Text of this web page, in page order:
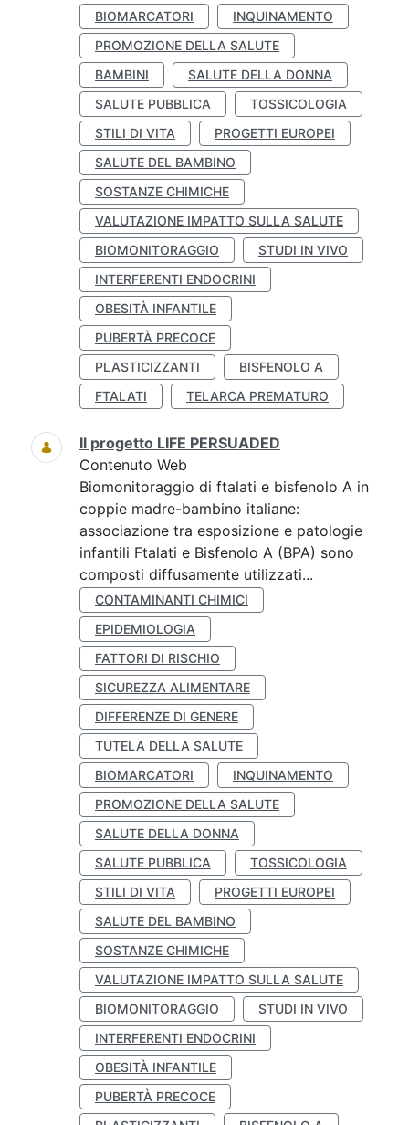
BIOMARCATORI
INQUINAMENTO
PROMOZIONE DELLA SALUTE
BAMBINI
SALUTE DELLA DONNA
SALUTE PUBBLICA
TOSSICOLOGIA
STILI DI VITA
PROGETTI EUROPEI
SALUTE DEL BAMBINO
SOSTANZE CHIMICHE
VALUTAZIONE IMPATTO SULLA SALUTE
BIOMONITORAGGIO
STUDI IN VIVO
INTERFERENTI ENDOCRINI
OBESITÀ INFANTILE
PUBERTÀ PRECOCE
PLASTICIZZANTI
BISFENOLO A
FTALATI
TELARCA PREMATURO
Il progetto LIFE PERSUADED
Contenuto Web
Biomonitoraggio di ftalati e bisfenolo A in
coppie madre-bambino italiane:
associazione tra esposizione e patologie
infantili Ftalati e Bisfenolo A (BPA) sono
composti diffusamente utilizzati...
CONTAMINANTI CHIMICI
EPIDEMIOLOGIA
FATTORI DI RISCHIO
SICUREZZA ALIMENTARE
DIFFERENZE DI GENERE
TUTELA DELLA SALUTE
BIOMARCATORI
INQUINAMENTO
PROMOZIONE DELLA SALUTE
SALUTE DELLA DONNA
SALUTE PUBBLICA
TOSSICOLOGIA
STILI DI VITA
PROGETTI EUROPEI
SALUTE DEL BAMBINO
SOSTANZE CHIMICHE
VALUTAZIONE IMPATTO SULLA SALUTE
BIOMONITORAGGIO
STUDI IN VIVO
INTERFERENTI ENDOCRINI
OBESITÀ INFANTILE
PUBERTÀ PRECOCE